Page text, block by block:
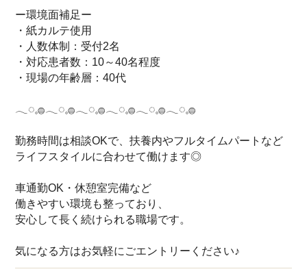
ー環境面補足ー
・紙カルテ使用
・人数体制：受付2名
・対応患者数：10～40名程度
・現場の年齢層：40代
𓂃◌𓈒𓐍𓂃◌𓈒𓐍𓂃◌𓈒𓐍𓂃◌𓈒𓐍𓂃◌𓈒𓐍𓂃◌𓈒𓐍
勤務時間は相談OKで、扶養内やフルタイムパートなど
ライフスタイルに合わせて働けます◎
車通勤OK・休憩室完備など
働きやすい環境も整っており、
安心して長く続けられる職場です。
気になる方はお気軽にごエントリーください♪